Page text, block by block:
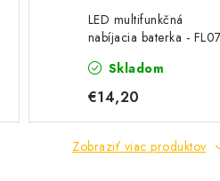
LED multifunkčná
nabíjacia baterka -
Skladom
€14,20
Zobraziť viac produktov